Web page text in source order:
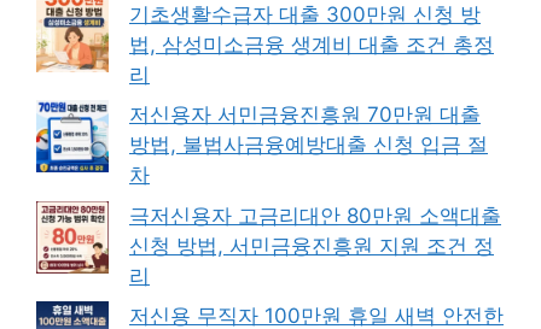
기초생활수급자 대출 300만원 신청 방
법, 삼성미소금융 생계비 대출 조건 총정
리
저신용자 서민금융진흥원 70만원 대출
방법, 불법사금융예방대출 신청 입금 절
차
극저신용자 고금리대안 80만원 소액대출
신청 방법, 서민금융진흥원 지원 조건 정
리
저신용 무직자 100만원 휴일 새벽 안전한